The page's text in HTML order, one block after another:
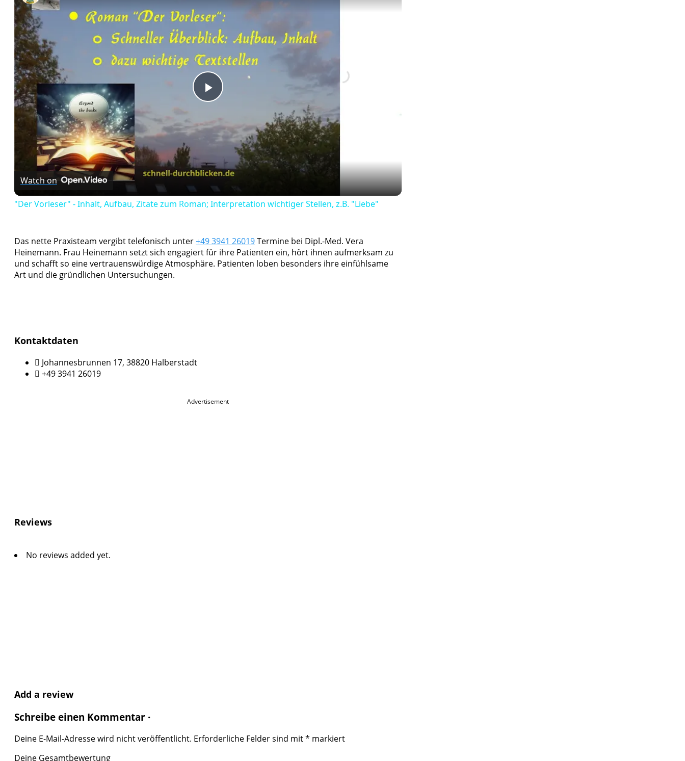
Play
Video
Watch on
"Der Vorleser" - Inhalt, Aufbau, Zitate zum Roman; Interpretation wichtiger Stellen, z.B. "Liebe"
Das nette Praxisteam vergibt telefonisch unter+49 3941 26019Termine bei Dipl.-Med. Vera
Heinemann. Frau Heinemann setzt sich engagiert für ihre Patienten ein, hört ihnen aufmerksam zu
und schafft so eine vertrauenswürdige Atmosphäre. Patienten loben besonders ihre einfühlsame
Art und die gründlichen Untersuchungen.
Kontaktdaten
Johannesbrunnen 17, 38820 Halberstadt
+49 3941 26019
Advertisement
Reviews
No reviews added yet.
Add a review
Schreibe einen Kommentar ·
Deine E-Mail-Adresse wird nicht veröffentlicht. Erforderliche Felder sind mit* markiert
Deine Gesamtbewertung